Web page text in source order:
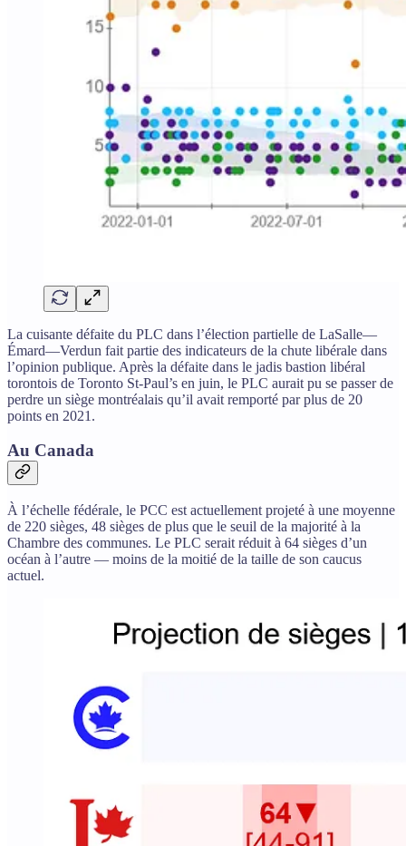
La cuisante défaite du PLC dans l’élection partielle de LaSalle—
Émard—Verdun fait partie des indicateurs de la chute libérale dans
l’opinion publique. Après la défaite dans le jadis bastion libéral
torontois de Toronto St-Paul’s en juin, le PLC aurait pu se passer de
perdre un siège montréalais qu’il avait remporté par plus de 20
points en 2021.
Au Canada
À l’échelle fédérale, le PCC est actuellement projeté à une moyenne
de 220 sièges, 48 sièges de plus que le seuil de la majorité à la
Chambre des communes. Le PLC serait réduit à 64 sièges d’un
océan à l’autre — moins de la moitié de la taille de son caucus
actuel.